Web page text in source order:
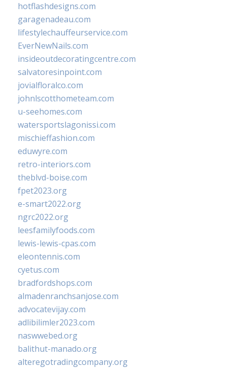
hotflashdesigns.com
garagenadeau.com
lifestylechauffeurservice.com
EverNewNails.com
insideoutdecoratingcentre.com
salvatoresinpoint.com
jovialfloralco.com
johnlscotthometeam.com
u-seehomes.com
watersportslagonissi.com
mischieffashion.com
eduwyre.com
retro-interiors.com
theblvd-boise.com
fpet2023.org
e-smart2022.org
ngrc2022.org
leesfamilyfoods.com
lewis-lewis-cpas.com
eleontennis.com
cyetus.com
bradfordshops.com
almadenranchsanjose.com
advocatevijay.com
adlibilimler2023.com
naswwebed.org
balithut-manado.org
alteregotradingcompany.org